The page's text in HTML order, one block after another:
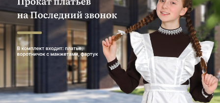
Прокат платьев
на Последний звонок
В комплект входит: платье, воротничок
с манжетами, фартук
Подробнее